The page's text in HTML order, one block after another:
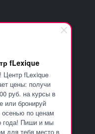
fLexique
Центр fLexique
цены: получи
руб. на курсы в
или бронируй
осенью по ценам
года! Пиши и мы
для тебя место в
организации